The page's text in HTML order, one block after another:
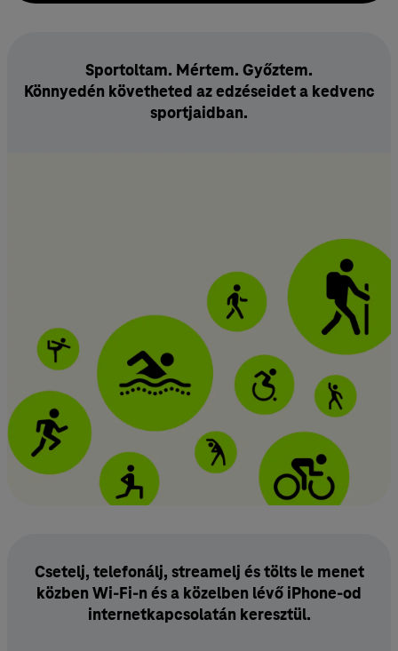
Sportoltam. Mértem. Győztem.
Könnyedén követheted az edzéseidet a kedvenc
sportjaidban.
Csetelj, telefonálj, streamelj és tölts le menet
közben Wi‑Fi‑n és a közelben lévő iPhone-od
internet­kapcsolatán keresztül.